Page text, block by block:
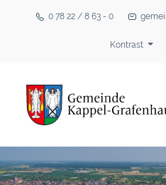
0 78 22 / 8 63 - 0
Kontrast